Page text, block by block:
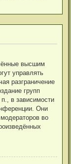
высшим
управлять
разграничение
групп
в зависимости
Они
во